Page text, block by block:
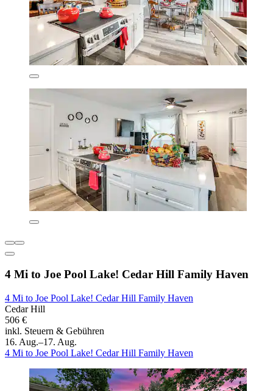
4 Mi to Joe Pool Lake! Cedar Hill Family Haven
4 Mi to Joe Pool Lake! Cedar Hill Family Haven
Cedar Hill
506 €
inkl. Steuern & Gebühren
16. Aug.–17. Aug.
4 Mi to Joe Pool Lake! Cedar Hill Family Haven